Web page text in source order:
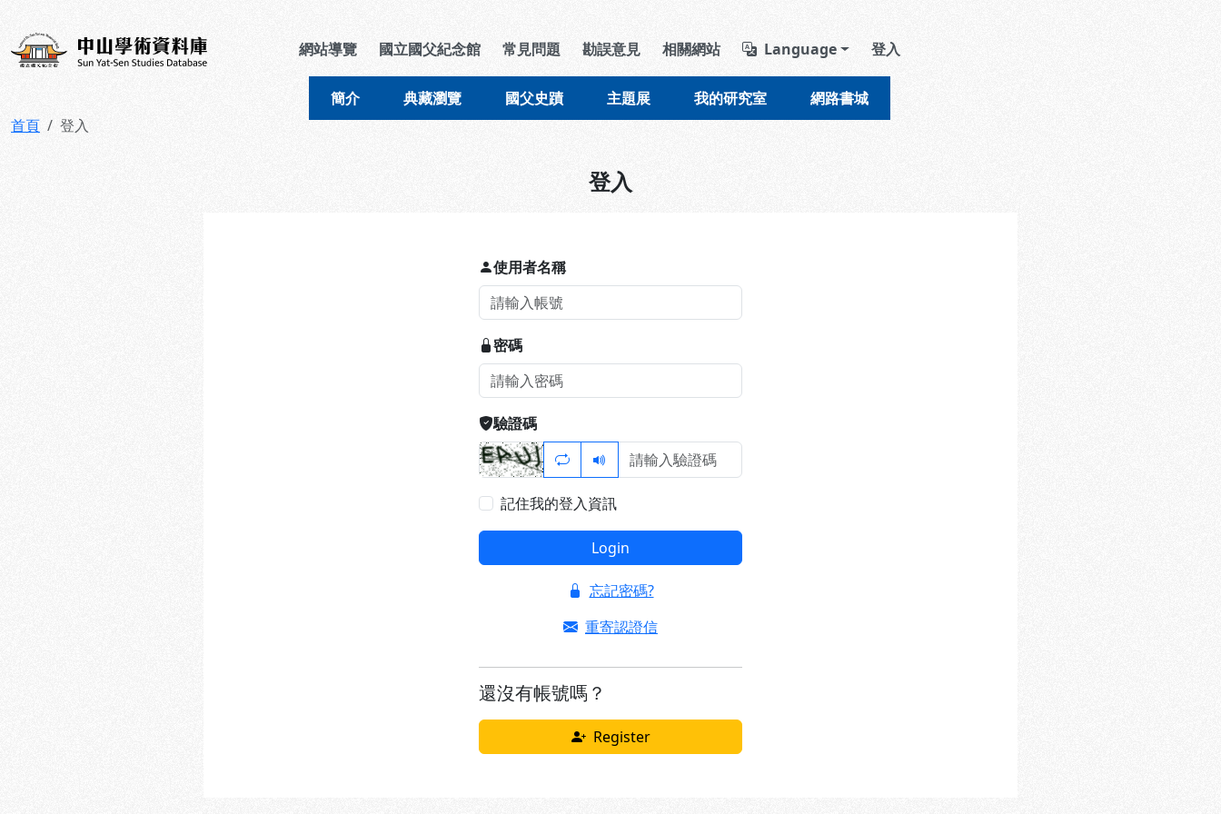
中山學術資料庫 導覽列區塊
網站導覽 國立國父紀念館 常見問題 勘誤意見 相關網站 Language 登入
簡介 典藏瀏覽 國父史蹟 主題展 我的研究室 網路書城
首頁 登入
登入
使用者名稱
密碼
驗證碼
記住我的登入資訊
Login
忘記密碼?
重寄認證信
還沒有帳號嗎？
Register